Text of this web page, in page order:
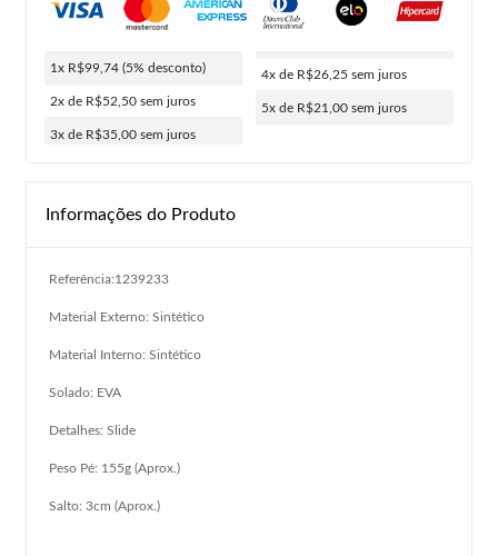
1x R$99,74 (5% desconto)
2x de R$52,50 sem juros
3x de R$35,00 sem juros
4x de R$26,25 sem juros
5x de R$21,00 sem juros
Informações do Produto
Referência:1239233
Material Externo: Sintético
Material Interno: Sintético
Solado: EVA
Detalhes: Slide
Peso Pé: 155g (Aprox.)
Salto: 3cm (Aprox.)